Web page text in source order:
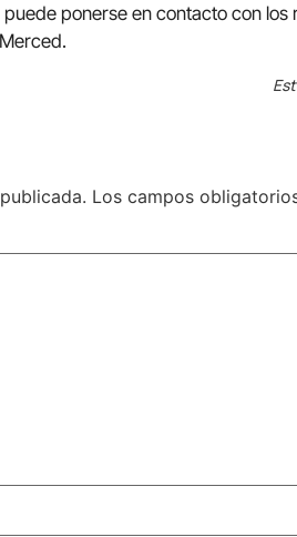
ponerse en contacto con
Los campos